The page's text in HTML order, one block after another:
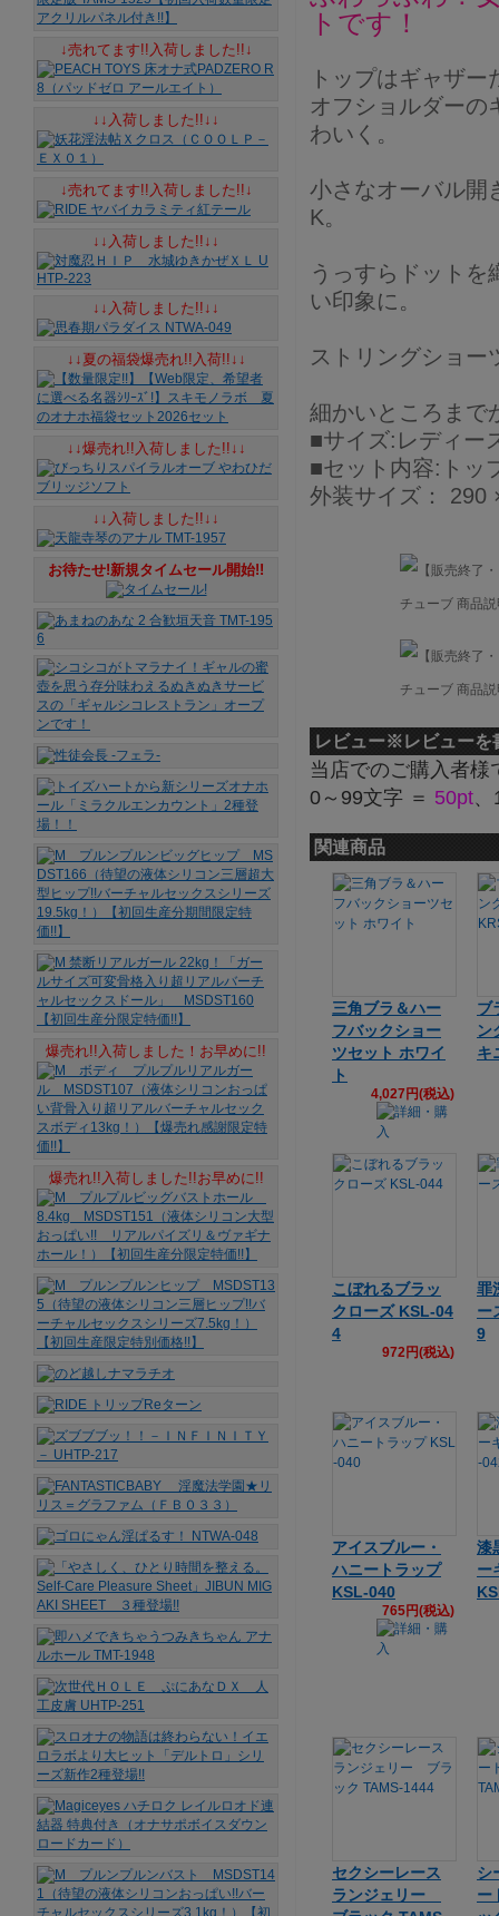
トです！
トップはギャザ
オフショルダーの
わいく。
小さなオーバル開
K。
うっすらドット
い印象に。
ストリングショー
細かいところまで
■サイズ:レディー
■セット内容:トッ
外装サイズ： 290
レビュー※レビューを
当店でのご購入者
0～99文字 ＝ 50pt
関連商品
三角ブラ＆ハー
フバックショー
ツセット ホワイ
ト
4,027円(税込)
ブ
キ
こぼれるブラッ
クローズ KSL-04
4
972円(税込)
罪
ー
9
アイスブルー・
ハニートラップ
KSL-040
765円(税込)
漆
ー
セクシーレース
ランジェリー
シ
ー
↓売れてます!!入荷しました!!↓
↓↓入荷しました!!↓↓
↓売れてます!!入荷しました!!↓
↓↓入荷しました!!↓↓
↓↓入荷しました!!↓↓
↓↓夏の福袋爆売れ!!入荷!!↓↓
↓↓爆売れ!!入荷しました!!↓↓
↓↓入荷しました!!↓↓
お待たせ!新規タイムセール開始!!
爆売れ!!入荷しました！お早めに!!
爆売れ!!入荷しました!!お早めに!!